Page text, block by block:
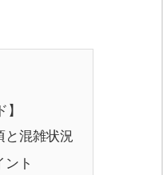
と混雑状況
ト